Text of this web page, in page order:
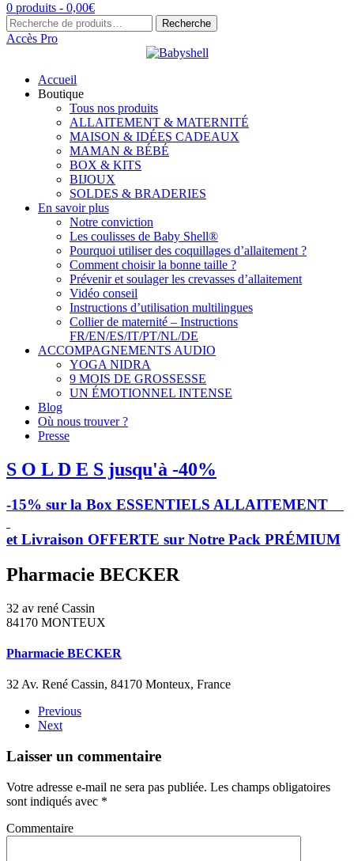
0 produits - 0,00€
Recherche
pour :
Recherche
Accès Pro
Accueil
Boutique
Tous nos produits
ALLAITEMENT & MATERNITÉ
MAISON & IDÉES CADEAUX
MAMAN & BÉBÉ
BOX & KITS
BIJOUX
SOLDES & BRADERIES
En savoir plus
Notre conviction
Les coulisses de Baby Shell®
Pourquoi utiliser des coquillages d’allaitement ?
Comment choisir la bonne taille ?
Prévenir et soulager les crevasses d’allaitement
Vidéo conseil
Instructions d’utilisation multilingues
Collier de maternité – Instructions
FR/EN/ES/IT/PT/NL/DE
ACCOMPAGNEMENTS AUDIO
YOGA NIDRA
9 MOIS DE GROSSESSE
UN ÉMOTIONNEL INTENSE
Blog
Où nous trouver ?
Presse
S O L D E S jusqu'à -40%
-15% sur la Box ESSENTIELS ALLAITEMENT
et Livraison OFFERTE sur Notre Pack PRÉMIUM
Pharmacie BECKER
32 av rené Cassin
84170 MONTEUX
Pharmacie BECKER
32 Av. René Cassin, 84170 Monteux, France
Previous
Next
Laisser un commentaire
Votre adresse e-mail ne sera pas publiée. Les champs obligatoires
sont indiqués avec *
Commentaire